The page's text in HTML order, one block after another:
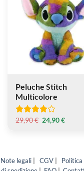
Multicolore
Peluche Stitch
Multicolore
Valutato
29,90€ Il
prezzo
24,90€Il
Note legali
CGV